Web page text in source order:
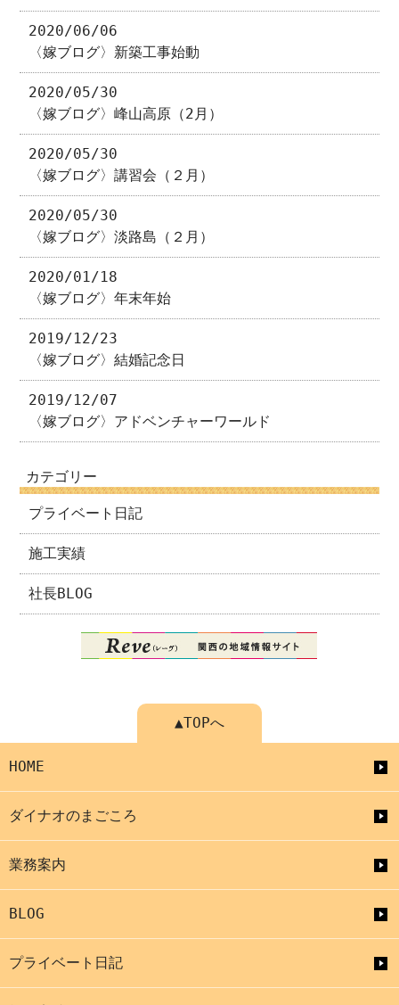
2020/06/06
〈嫁ブログ〉新築工事始動
2020/05/30
〈嫁ブログ〉峰山高原（2月）
2020/05/30
〈嫁ブログ〉講習会（２月）
2020/05/30
〈嫁ブログ〉淡路島（２月）
2020/01/18
〈嫁ブログ〉年末年始
2019/12/23
〈嫁ブログ〉結婚記念日
2019/12/07
〈嫁ブログ〉アドベンチャーワールド
カテゴリー
プライベート日記
施工実績
社長BLOG
▲TOPへ
HOME
ダイナオのまごころ
業務案内
BLOG
プライベート日記